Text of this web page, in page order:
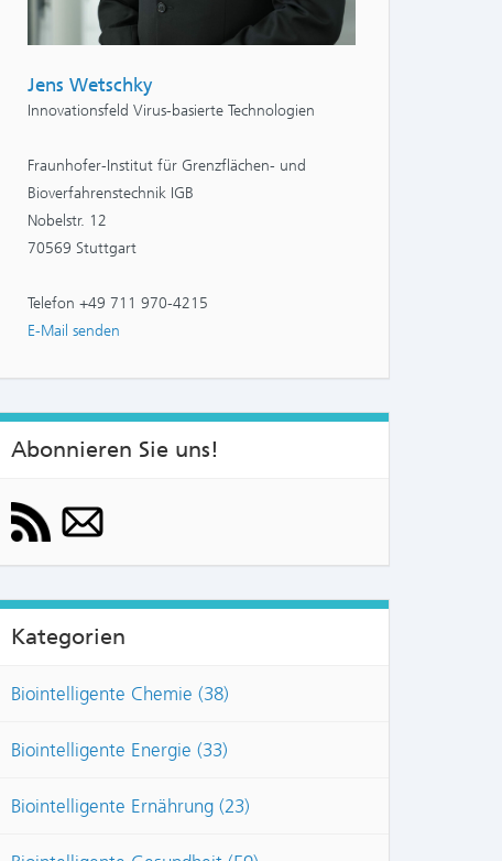
Jens Wetschky
Innovationsfeld Virus-basierte Technologien
Fraunhofer-Institut für Grenzflächen- und
Bioverfahrenstechnik IGB
Nobelstr. 12
70569 Stuttgart
Telefon +49 711 970-4215
E-Mail senden
Abonnieren Sie uns!
Kategorien
Biointelligente Chemie (38)
Biointelligente Energie (33)
Biointelligente Ernährung (23)